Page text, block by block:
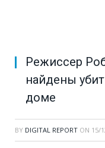
Режиссер
найдены
доме
BY DIGITAL REPORT ON 15/